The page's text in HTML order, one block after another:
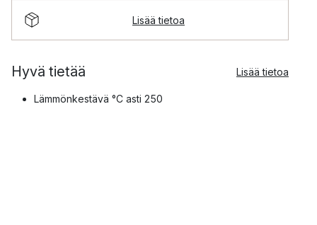
Lisää tietoa
Hyvä tietää Lisää tietoa
Lämmönkestävä °C asti 250